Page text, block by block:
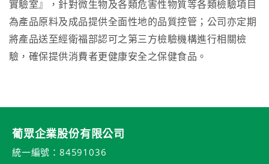
實驗室』，針對微生物及各類危害性物質等各類檢驗項目
為產品原料及成品提供全面性地的品質控管；公司亦定期
將產品送至經衛福部認可之第三方檢驗機構進行相關檢
驗，確保提供消費者更健康安全之保健食品。
葡眾企業股份有限公司
統一編號：84591036